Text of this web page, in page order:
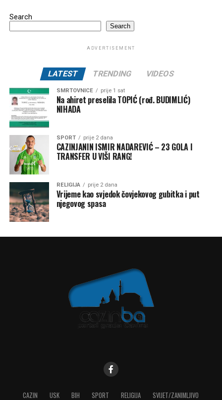
Search
Search
ADVERTISEMENT
LATEST TRENDING VIDEOS
SMRTOVNICE prije 1 sat
Na ahiret preselila TOPIĆ (rođ. BUDIMLIĆ)
NIHADA
SPORT prije 2 dana
CAZINJANIN ISMIR NADAREVIĆ – 23 GOLA I
TRANSFER U VIŠI RANG!
RELIGIJA prije 2 dana
Vrijeme kao svjedok čovjekovog gubitka i put
njegovog spasa
CAZIN USK BIH SPORT RELIGIJA SVIJET/ZANIMLJIVO